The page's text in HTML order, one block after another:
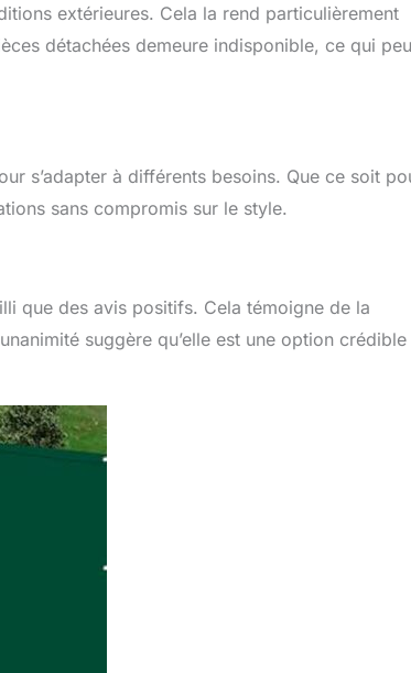
extérieures. Cela la rend particulièrement
détachées demeure indisponible, ce qui
s’adapter à différents besoins. Que ce soit
sans compromis sur le style.
que des avis positifs. Cela témoigne de la
suggère qu’elle est une option crédible